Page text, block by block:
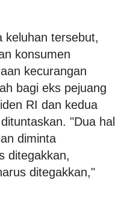
keluhan tersebut,
konsumen
kecurangan
bagi eks pejuang
RI dan kedua
"Dua hal
diminta
ditegakkan,
ditegakkan,"